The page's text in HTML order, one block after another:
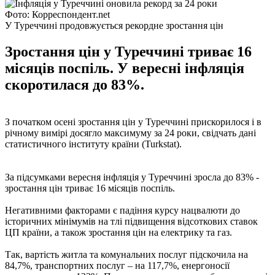
Фото: Корреспондент.net
У Туреччині продовжується рекордне зростання цін
Зростання цін у Туреччині триває 16
місяців поспіль. У вересні інфляція
скоротилася до 83%.
З початком осені зростання цін у Туреччині прискорилося і в
річному вимірі досягло максимуму за 24 роки, свідчать дані
статистичного інституту країни (Turkstat).
За підсумками вересня інфляція у Туреччині зросла до 83% -
зростання цін триває 16 місяців поспіль.
Негативними факторами є падіння курсу нацвалюти до
історичних мінімумів на тлі підвищення відсоткових ставок
ЦП країни, а також зростання цін на електрику та газ.
Так, вартість житла та комунальних послуг підскочила на
84,7%, транспортних послуг – на 117,7%, енергоносії